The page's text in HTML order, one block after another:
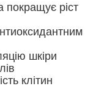
покращує ріст
шкіри
клітин